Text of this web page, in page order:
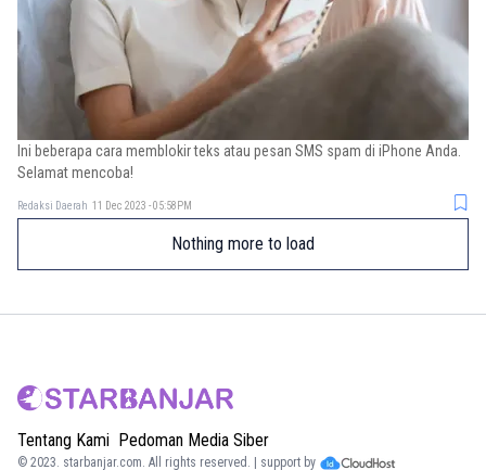
Ini beberapa cara memblokir teks atau pesan SMS spam di iPhone Anda.
Selamat mencoba!
Redaksi Daerah 11 Dec 2023 - 05:58PM
Nothing more to load
Tentang Kami Pedoman Media Siber
© 2023. starbanjar.com. All rights reserved. | support by